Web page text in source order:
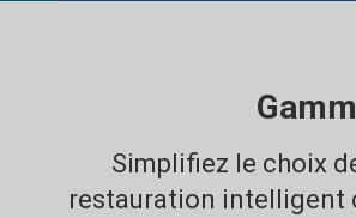
Simplifiez le choix
restauration intelligent